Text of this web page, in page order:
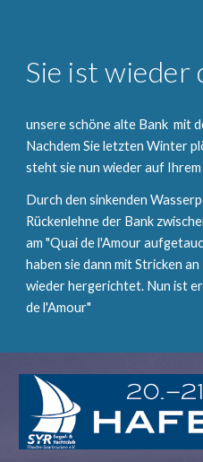
Sie ist wieder
unsere schöne alte Bank mit
Nachdem Sie letzten Winter
steht sie nun wieder auf
Durch den sinkenden
Rückenlehne der Bank
am "Quai de l'Amour
haben sie dann mit Stricken
wieder hergerichtet. Nun ist
de l'Amour"